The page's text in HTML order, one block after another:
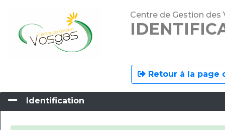
Centre de Gestion des
Retour à la page
Identification